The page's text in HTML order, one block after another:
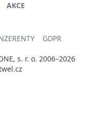
AKCE
GDPR
s. r. o. 2006–2026